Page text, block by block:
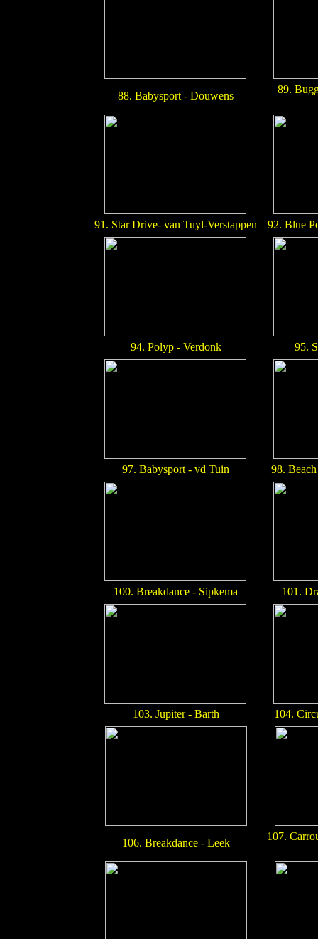
88. Babysport - Douwens
89.
91. Star Drive- van Tuyl-Verstappen 92. Blue
94. Polyp - Verdonk 95.
97. Babysport - vd Tuin 98.
100. Breakdance - Sipkema 101.
103. Jupiter - Barth 104.
106. Breakdance - Leek
107.